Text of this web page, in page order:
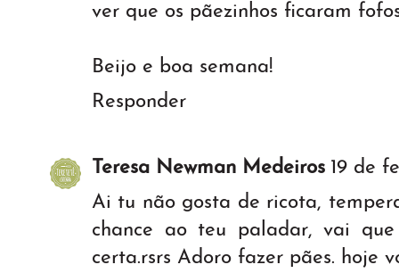
ver que os pãezinhos ficaram
Beijo e boa semana!
Responder
Teresa Newman Medeiros 19 de
Ai tu não gosta de ricota,
chance ao teu paladar, vai
certa.rsrs Adoro fazer pães. hoje